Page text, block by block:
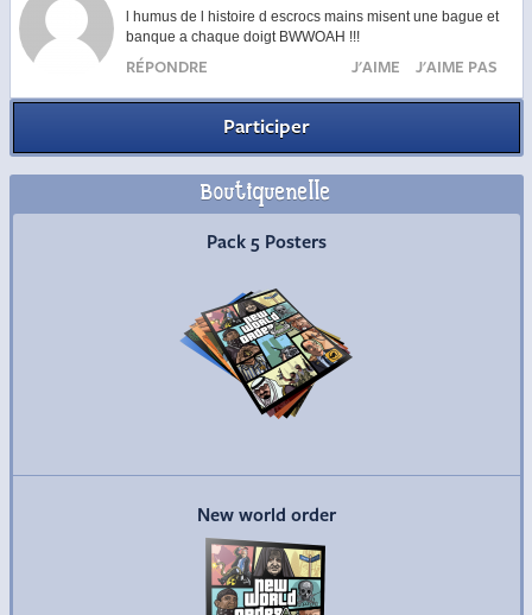
l humus de l histoire d escrocs mains misent une bague et
banque a chaque doigt BWWOAH !!!
J'AIME J'AIME PAS
RÉPONDRE
Participer
Boutiquenelle
Pack 5 Posters
Commander
New world order
Commander